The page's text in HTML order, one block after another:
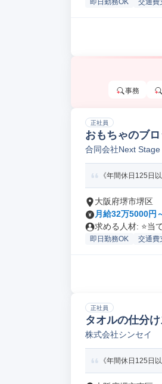
即日勤務OK 交通費
事務
正社員
おもちゃのブ
合同会社Next Stage
《年間休日125日
大阪府堺市堺区
月給32万5000円
求める人材: ⭐️当
即日勤務OK 交通費
正社員
タオルの仕分
株式会社シンセイ
《年間休日125日